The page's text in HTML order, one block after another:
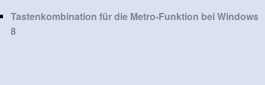
Tastenkombination für die Metro-Funktion bei Windows
8